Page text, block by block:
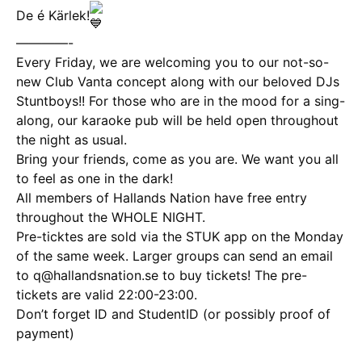
De é Kärlek!
————-
Every Friday, we are welcoming you to our not-so-
new Club Vanta concept along with our beloved DJs
Stuntboys!! For those who are in the mood for a sing-
along, our karaoke pub will be held open throughout
the night as usual.
Bring your friends, come as you are. We want you all
to feel as one in the dark!
All members of Hallands Nation have free entry
throughout the WHOLE NIGHT.
Pre-ticktes are sold via the STUK app on the Monday
of the same week. Larger groups can send an email
to q@hallandsnation.se to buy tickets! The pre-
tickets are valid 22:00-23:00.
Don’t forget ID and StudentID (or possibly proof of
payment)